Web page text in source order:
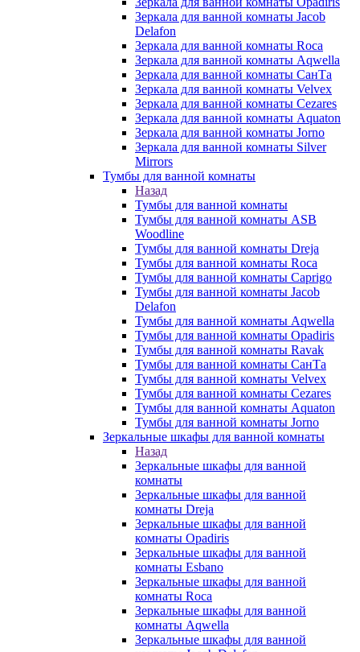
Зеркала для ванной комнаты Jacob
Delafon
Зеркала для ванной комнаты Roca
Зеркала для ванной комнаты Aqwella
Зеркала для ванной комнаты СанТа
Зеркала для ванной комнаты Velvex
Зеркала для ванной комнаты Cezares
Зеркала для ванной комнаты Aquaton
Зеркала для ванной комнаты Jorno
Зеркала для ванной комнаты Silver
Mirrors
Тумбы для ванной комнаты
Назад
Тумбы для ванной комнаты
Тумбы для ванной комнаты ASB
Woodline
Тумбы для ванной комнаты Dreja
Тумбы для ванной комнаты Roca
Тумбы для ванной комнаты Caprigo
Тумбы для ванной комнаты Jacob
Delafon
Тумбы для ванной комнаты Aqwella
Тумбы для ванной комнаты Opadiris
Тумбы для ванной комнаты Ravak
Тумбы для ванной комнаты СанТа
Тумбы для ванной комнаты Velvex
Тумбы для ванной комнаты Cezares
Тумбы для ванной комнаты Aquaton
Тумбы для ванной комнаты Jorno
Зеркальные шкафы для ванной комнаты
Назад
Зеркальные шкафы для ванной
комнаты
Зеркальные шкафы для ванной
комнаты Dreja
Зеркальные шкафы для ванной
комнаты Opadiris
Зеркальные шкафы для ванной
комнаты Esbano
Зеркальные шкафы для ванной
комнаты Roca
Зеркальные шкафы для ванной
комнаты Aqwella
Зеркальные шкафы для ванной